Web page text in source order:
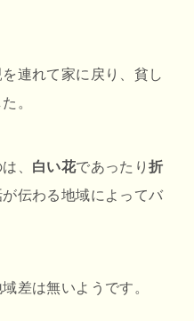
連れて家に戻り、貧し
。
、 白い花であったり折
伝わる地域によってバ
差は無いようです。